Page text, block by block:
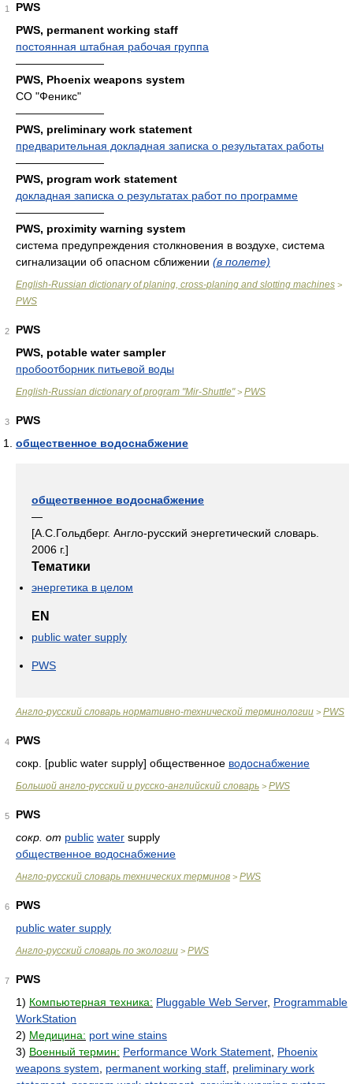
1
PWS
PWS, permanent working staff
постоянная штабная рабочая группа
————————
PWS, Phoenix weapons system
СО "Феникс"
————————
PWS, preliminary work statement
предварительная докладная записка о результатах работы
————————
PWS, program work statement
докладная записка о результатах работ по программе
————————
PWS, proximity warning system
система предупреждения столкновения в воздухе, система
сигнализации об опасном сближении (в полете)
English-Russian dictionary of planing, cross-planing and slotting machines >
PWS
2
PWS
PWS, potable water sampler
пробоотборник питьевой воды
English-Russian dictionary of program "Mir-Shuttle"> PWS
3
PWS
общественное водоснабжение
общественное водоснабжение
—
[А.С.Гольдберг. Англо-русский энергетический словарь.
2006 г.]
Тематики
энергетика в целом
EN
public water supply
PWS
Англо-русский словарь нормативно-технической терминологии > PWS
4
PWS
сокр. [public water supply] общественное водоснабжение
Большой англо-русский и русско-английский словарь > PWS
5
PWS
сокр. от public water supply
общественное водоснабжение
Англо-русский словарь технических терминов > PWS
6
PWS
public water supply
Англо-русский словарь по экологии > PWS
7
PWS
1) Компьютерная техника: Pluggable Web Server, Programmable
WorkStation
2) Медицина: port wine stains
3) Военный термин: Performance Work Statement Phoenix
weapons system
permanent working staff preliminary work